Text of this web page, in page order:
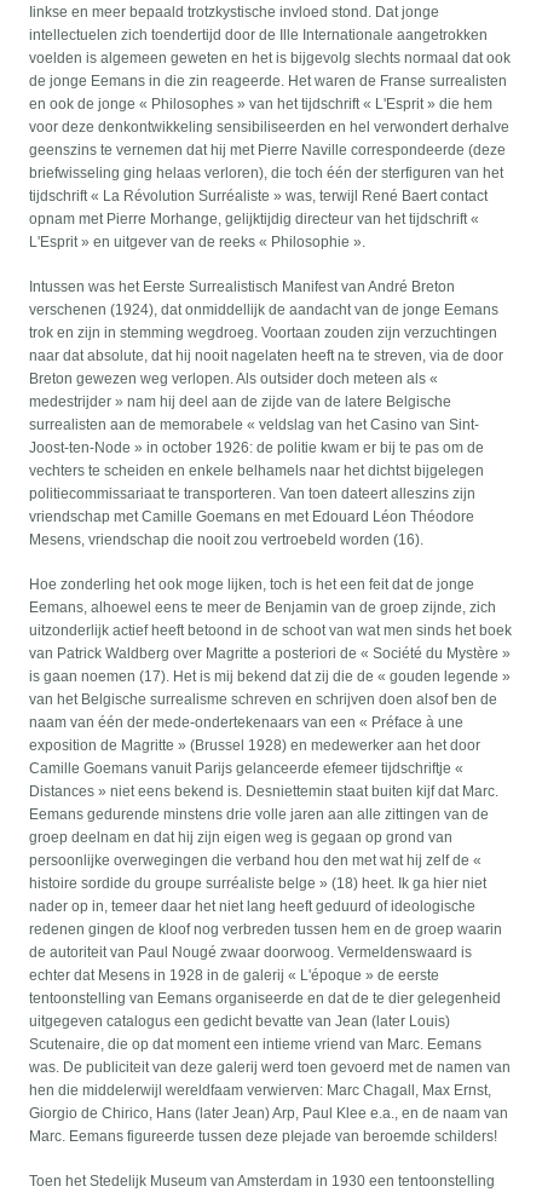
Iinkse en meer bepaald trotzkystische invloed stond. Dat jonge
intellectuelen zich toendertijd door de Ille Internationale aangetrokken
voelden is algemeen geweten en het is bijgevolg slechts normaal dat ook
de jonge Eemans in die zin reageerde. Het waren de Franse surrealisten
en ook de jonge « Philosophes » van het tijdschrift « L'Esprit » die hem
voor deze denkontwikkeling sensibiliseerden en hel verwondert derhalve
geenszins te vernemen dat hij met Pierre Naville correspondeerde (deze
briefwisseling ging helaas verloren), die toch één der sterfiguren van het
tijdschrift « La Révolution Surréaliste » was, terwijl René Baert contact
opnam met Pierre Morhange, gelijktijdig directeur van het tijdschrift «
L'Esprit » en uitgever van de reeks « Philosophie ».
Intussen was het Eerste Surrealistisch Manifest van André Breton
verschenen (1924), dat onmiddellijk de aandacht van de jonge Eemans
trok en zijn in stemming wegdroeg. Voortaan zouden zijn verzuchtingen
naar dat absolute, dat hij nooit nagelaten heeft na te streven, via de door
Breton gewezen weg verlopen. Als outsider doch meteen als «
medestrijder » nam hij deel aan de zijde van de latere Belgische
surrealisten aan de memorabele « veldslag van het Casino van Sint-
Joost-ten-Node » in october 1926: de politie kwam er bij te pas om de
vechters te scheiden en enkele belhamels naar het dichtst bijgelegen
politiecommissariaat te transporteren. Van toen dateert alleszins zijn
vriendschap met Camille Goemans en met Edouard Léon Théodore
Mesens, vriendschap die nooit zou vertroebeld worden (16).
Hoe zonderling het ook moge lijken, toch is het een feit dat de jonge
Eemans, alhoewel eens te meer de Benjamin van de groep zijnde, zich
uitzonderlijk actief heeft betoond in de schoot van wat men sinds het boek
van Patrick Waldberg over Magritte a posteriori de « Société du Mystère »
is gaan noemen (17). Het is mij bekend dat zij die de « gouden legende »
van het Belgische surrealisme schreven en schrijven doen alsof ben de
naam van één der mede-ondertekenaars van een « Préface à une
exposition de Magritte » (Brussel 1928) en medewerker aan het door
Camille Goemans vanuit Parijs gelanceerde efemeer tijdschriftje «
Distances » niet eens bekend is. Desniettemin staat buiten kijf dat Marc.
Eemans gedurende minstens drie volle jaren aan alle zittingen van de
groep deelnam en dat hij zijn eigen weg is gegaan op grond van
persoonlijke overwegingen die verband hou den met wat hij zelf de «
histoire sordide du groupe surréaliste belge » (18) heet. Ik ga hier niet
nader op in, temeer daar het niet lang heeft geduurd of ideologische
redenen gingen de kloof nog verbreden tussen hem en de groep waarin
de autoriteit van Paul Nougé zwaar doorwoog. Vermeldenswaard is
echter dat Mesens in 1928 in de galerij « L'époque » de eerste
tentoonstelling van Eemans organiseerde en dat de te dier gelegenheid
uitgegeven catalogus een gedicht bevatte van Jean (later Louis)
Scutenaire, die op dat moment een intieme vriend van Marc. Eemans
was. De publiciteit van deze galerij werd toen gevoerd met de namen van
hen die middelerwijl wereldfaam verwierven: Marc Chagall, Max Ernst,
Giorgio de Chirico, Hans (later Jean) Arp, Paul Klee e.a., en de naam van
Marc. Eemans figureerde tussen deze pIejade van beroemde schilders!
Toen het Stedelijk Museum van Amsterdam in 1930 een tentoonstelling